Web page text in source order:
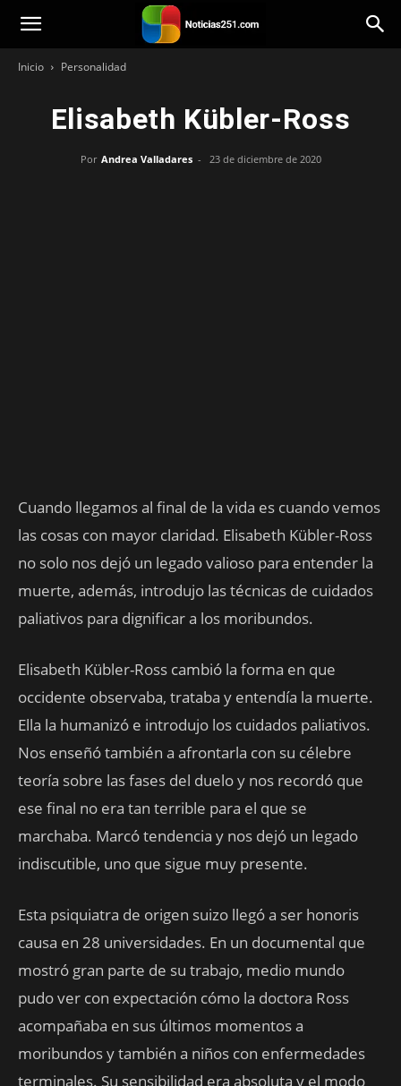
Noticias251
Inicio Personalidad
Elisabeth Kübler-Ross
Por Andrea Valladares - 23 de diciembre de 2020
Cuando llegamos al final de la vida es cuando vemos
las cosas con mayor claridad. Elisabeth Kübler-Ross
no solo nos dejó un legado valioso para entender la
muerte, además, introdujo las técnicas de cuidados
paliativos para dignificar a los moribundos.
Elisabeth Kübler-Ross cambió la forma en que
occidente observaba, trataba y entendía la muerte.
Ella la humanizó e introdujo los cuidados paliativos.
Nos enseñó también a afrontarla con su célebre
teoría sobre las fases del duelo y nos recordó que
ese final no era tan terrible para el que se
marchaba. Marcó tendencia y nos dejó un legado
indiscutible, uno que sigue muy presente.
Esta psiquiatra de origen suizo llegó a ser honoris
causa en 28 universidades. En un documental que
mostró gran parte de su trabajo, medio mundo
pudo ver con expectación cómo la doctora Ross
acompañaba en sus últimos momentos a
moribundos y también a niños con enfermedades
terminales. Su sensibilidad era absoluta y el modo